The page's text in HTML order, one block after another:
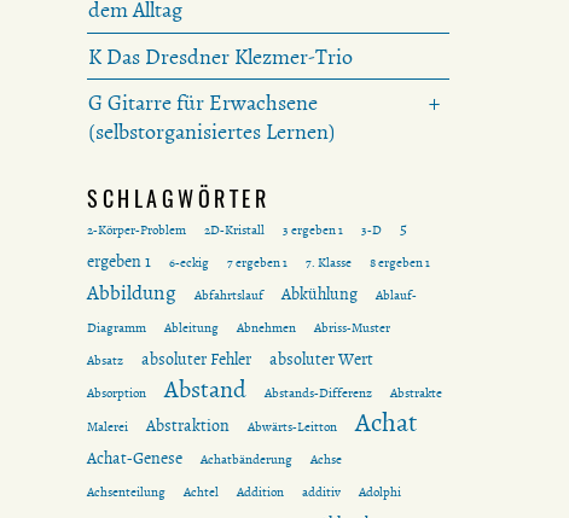
dem Alltag
K Das Dresdner Klezmer-Trio
G Gitarre für Erwachsene
(selbstorganisiertes Lernen)
SCHLAGWÖRTER
2-Körper-Problem 2D-Kristall 3 ergeben 1 3-D
5
ergeben 1
6-eckig 7 ergeben 1 7. Klasse 8 ergeben 1
Abbildung Abfahrtslauf Abkühlung
Ablauf-
Diagramm
Ableitung Abnehmen
Abriss-Muster
Absatz
absoluter Fehler absoluter Wert
Absorption Abstand Abstands-Differenz
Abstrakte
Malerei
Abstraktion Abwärts-Leitton Achat
Achat-Genese Achatbänderung
Achse
Achsenteilung
Achtel Addition additiv
Adolphi